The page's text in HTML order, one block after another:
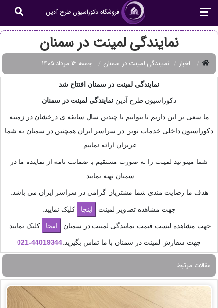
فروشگاه دکوراسیون طرح آذین
نمایندگی لمینت در سمنان
اخبار نمایندگی لمینت در سمنان جمعه ۱۶ مرداد ۱۴۰۵
نمایندگی لمینت در سمنان افتتاح شد
دکوراسیون طرح آذین نمایندگی لمینت در سمنان
ما سعی بر این داریم تا بتوانیم با چندین سال سابقه ی درخشان در زمینه
دکوراسیون داخلی خدمات نوین در سراسر ایران همچنین در سمنان به شما
عزیزان ارائه نماییم.
شما میتوانید لمینت را به صورت مستقیم با ضمانت نامه از نماینده ما در
سمنان تهیه نمایید.
هدف ما رضایت مندی شما مشتریان گرامی در سراسر ایران می باشد.
جهت مشاهده تصاویر لمینت کلیک نمایید.
جهت مشاهده لیست قیمت نمایندگی لمینت در سمنان کلیک نمایید.
جهت سفارش لمینت در سمنان با ما تماس بگیرید. 44019344-
021
مقالات مرتبط